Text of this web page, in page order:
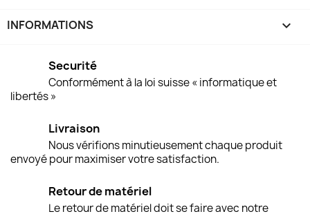
INFORMATIONS keyboard_arrow_down
Securité
Conformément à la loi suisse « informatique et
libertés »
Livraison
Nous vérifions minutieusement chaque produit
envoyé pour maximiser votre satisfaction.
Retour de matériel
Le retour de matériel doit se faire avec notre